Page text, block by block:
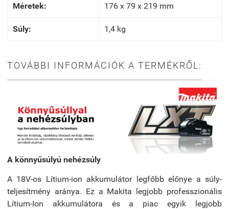
Méretek: 176 x 79 x 219 mm
Súly: 1,4 kg
TOVÁBBI INFORMÁCIÓK A TERMÉKRŐL:
A könnyűsúlyú nehézsúly
A 18V-os Lítium-ion akkumulátor legfőbb előnye a súly-
teljesítmény aránya. Ez a Makita legjobb professzionális
Lítium-Ion akkumulátora és a piac egyik legjobb